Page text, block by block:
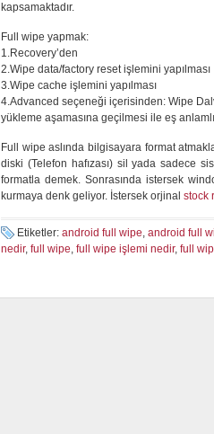
kapsamaktadır.
Full wipe yapmak:
1.Recovery’den
2.Wipe data/factory reset işlemini yapılması
3.Wipe cache işlemini yapılması
4.Advanced seçeneği içerisinden: Wipe
yükleme aşamasına geçilmesi ile eş
Full wipe aslında bilgisayara format
diski (Telefon hafızası) sil yada sadece
formatla demek. Sonrasında istersek
kurmaya denk geliyor. İstersek orjinal stock
Etiketler: android full wipe, android full
nedir, full wipe, full wipe işlemi nedir, full